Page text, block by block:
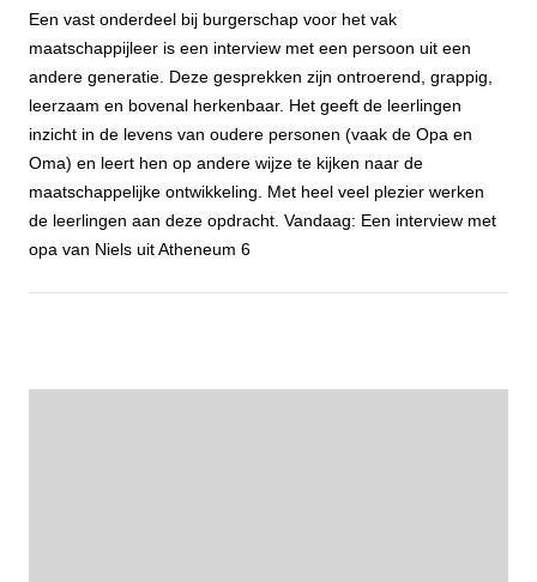
Een vast onderdeel bij burgerschap voor het vak
maatschappijleer is een interview met een persoon uit een
andere generatie. Deze gesprekken zijn ontroerend, grappig,
leerzaam en bovenal herkenbaar. Het geeft de leerlingen
inzicht in de levens van oudere personen (vaak de Opa en
Oma) en leert hen op andere wijze te kijken naar de
maatschappelijke ontwikkeling. Met heel veel plezier werken
de leerlingen aan deze opdracht. Vandaag: Een interview met
opa van Niels uit Atheneum 6